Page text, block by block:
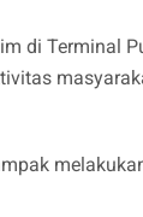
di Terminal